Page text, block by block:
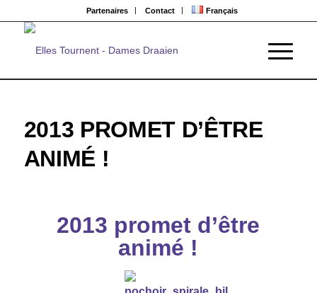
Partenaires Contact Français
2013 PROMET D’ÊTRE
ANIMÉ !
2013 promet d’être
animé !